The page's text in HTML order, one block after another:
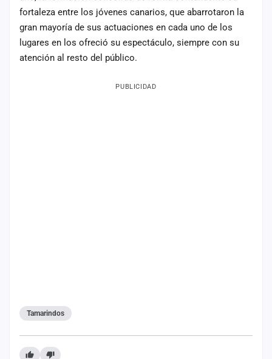
fortaleza entre los jóvenes canarios, que abarrotaron la
gran mayoría de sus actuaciones en cada uno de los
lugares en los ofreció su espectáculo, siempre con su
atención al resto del público.
PUBLICIDAD
Tamarindos